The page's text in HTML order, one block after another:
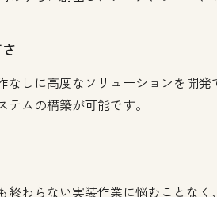
なしに高度なソリューションを開
テムの構築が可能です。
終わらない実装作業に悩むことな